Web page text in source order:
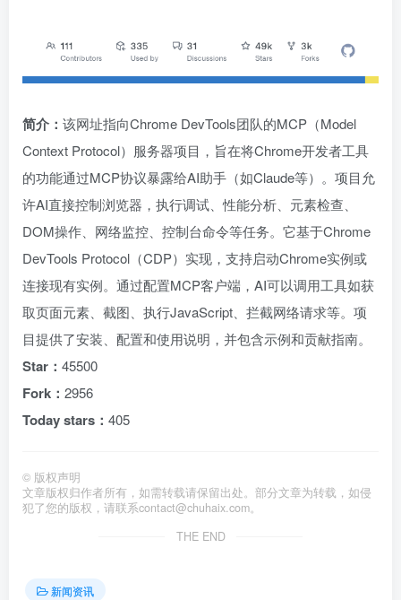
简介： 该网址指向Chrome DevTools团队的MCP（Model
Context Protocol）服务器项目，旨在将Chrome开发者工具
的功能通过MCP协议暴露给AI助手（如Claude等）。项目允
许AI直接控制浏览器，执行调试、性能分析、元素检查、
DOM操作、网络监控、控制台命令等任务。它基于Chrome
DevTools Protocol（CDP）实现，支持启动Chrome实例或
连接现有实例。通过配置MCP客户端，AI可以调用工具如获
取页面元素、截图、执行JavaScript、拦截网络请求等。项
目提供了安装、配置和使用说明，并包含示例和贡献指南。
Star： 45500
Fork： 2956
Today stars： 405
© 版权声明
文章版权归作者所有，如需转载请保留出处。部分文章为转载，如侵
犯了您的版权，请联系contact@chuhaix.com。
THE END
新闻资讯